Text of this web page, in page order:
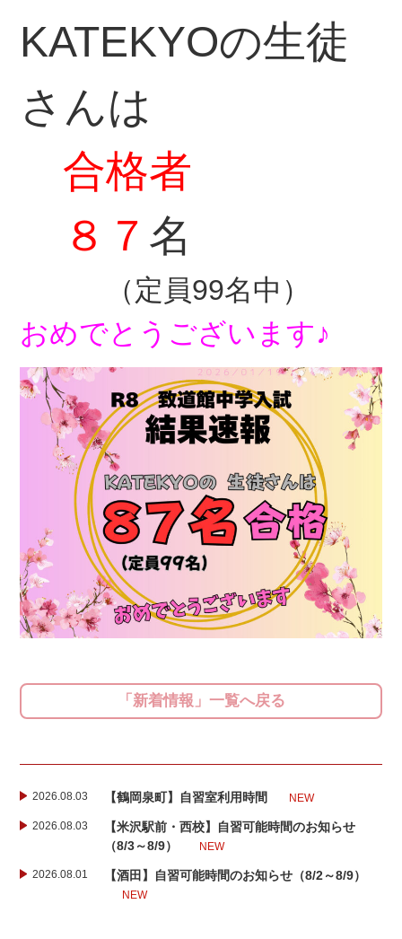
KATEKYOの生徒
さんは
合格者
８７ 名
（定員99名中）
おめでとうございます♪
「新着情報」一覧へ戻る
2026.08.03 【鶴岡泉町】自習室利用時間 NEW
2026.08.03
【米沢駅前・西校】自習可能時間のお知らせ
（8/3～8/9）
NEW
2026.08.01 【酒田】自習可能時間のお知らせ（8/2～8/9）
NEW